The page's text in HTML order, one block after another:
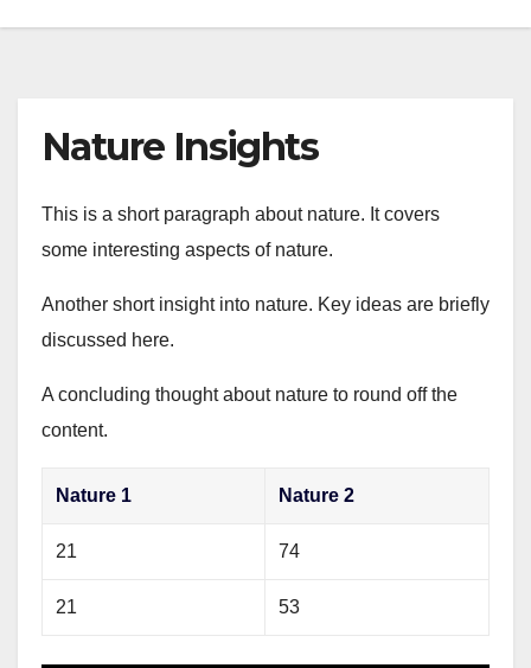
Nature Insights
This is a short paragraph about nature. It covers
some interesting aspects of nature.
Another short insight into nature. Key ideas are briefly
discussed here.
A concluding thought about nature to round off the
content.
Nature 1 Nature 2
21 74
21 53